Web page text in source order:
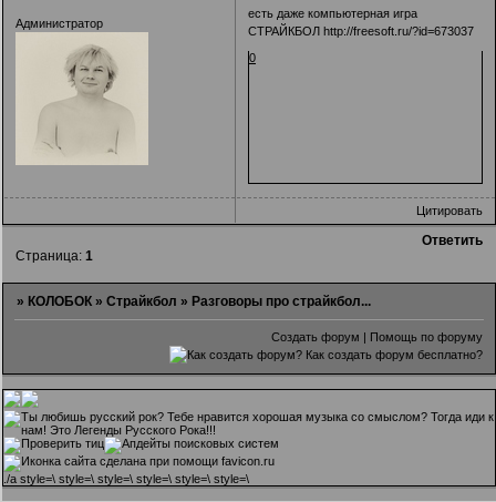
Администратор
есть даже компьютерная игра
СТРАЙКБОЛhttp://freesoft.ru/?id=673037
0
Цитировать
Ответить
Страница:1
» КОЛОБОК »Страйкбол » Разговоры про страйкбол...
Создать форум | Помощь по форуму
/a style=\ style=\ style=\ style=\ style=\ style=\